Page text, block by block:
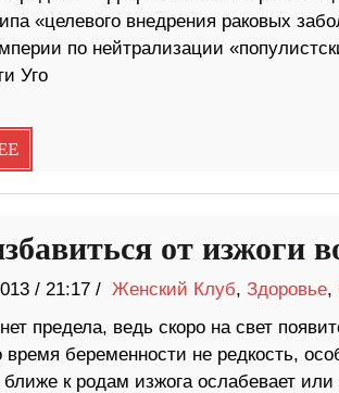
«целевого внедрения раковых
по нейтрализации
Уго
от изжоги
/ 21:17 / Женский Клуб, Здоровье,
предела, ведь скоро на свет
время беременности не редкость,
к родам изжога ослабевает